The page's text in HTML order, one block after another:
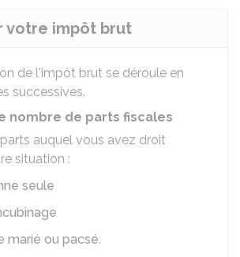
votre impôt brut
de l'impôt brut se déroule en
successives.
nombre de parts fiscales
auquel vous avez droit
situation :
seule
marié ou pacsé.